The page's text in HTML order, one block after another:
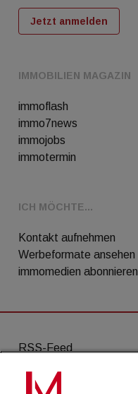
IMMOBILIEN MAGAZIN
immoflash
immo7news
immojobs
immotermin
ICH MÖCHTE...
Kontakt aufnehmen
Werbeformate ansehen
immomedien abonnieren
Jetzt anmelden
RSS-Feed
AGB